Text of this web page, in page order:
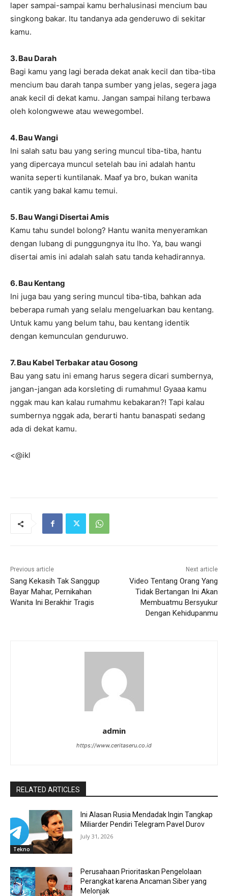
laper sampai-sampai kamu berhalusinasi mencium bau
singkong bakar. Itu tandanya ada genderuwo di sekitar
kamu.
3. Bau Darah
Bagi kamu yang lagi berada dekat anak kecil dan tiba-tiba
mencium bau darah tanpa sumber yang jelas, segera jaga
anak kecil di dekat kamu. Jangan sampai hilang terbawa
oleh kolongwewe atau wewegombel.
4. Bau Wangi
Ini salah satu bau yang sering muncul tiba-tiba, hantu
yang dipercaya muncul setelah bau ini adalah hantu
wanita seperti kuntilanak. Maaf ya bro, bukan wanita
cantik yang bakal kamu temui.
5. Bau Wangi Disertai Amis
Kamu tahu sundel bolong? Hantu wanita menyeramkan
dengan lubang di punggungnya itu lho. Ya, bau wangi
disertai amis ini adalah salah satu tanda kehadirannya.
6. Bau Kentang
Ini juga bau yang sering muncul tiba-tiba, bahkan ada
beberapa rumah yang selalu mengeluarkan bau kentang.
Untuk kamu yang belum tahu, bau kentang identik
dengan kemunculan genduruwo.
7. Bau Kabel Terbakar atau Gosong
Bau yang satu ini emang harus segera dicari sumbernya,
jangan-jangan ada korsleting di rumahmu! Gyaaa kamu
nggak mau kan kalau rumahmu kebakaran?! Tapi kalau
sumbernya nggak ada, berarti hantu banaspati sedang
ada di dekat kamu.
<@ikl
Previous article
Sang Kekasih Tak Sanggup
Bayar Mahar, Pernikahan
Wanita Ini Berakhir Tragis
Next article
Video Tentang Orang Yang
Tidak Bertangan Ini Akan
Membuatmu Bersyukur
Dengan Kehidupanmu
admin
https://www.ceritaseru.co.id
RELATED ARTICLES
Tekno
Ini Alasan Rusia Mendadak Ingin Tangkap
Miliarder Pendiri Telegram Pavel Durov
July 31, 2026
Perusahaan Prioritaskan Pengelolaan
Perangkat karena Ancaman Siber yang
Melonjak